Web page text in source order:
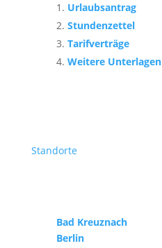
Urlaubsantrag
Stundenzettel
Tarifverträge
Weitere Unterlagen
Standorte
Bad Kreuznach
Berlin